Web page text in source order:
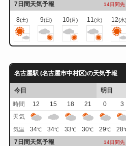
7日間天気予報 14日間先
8(土) 9(日) 10(月) 11(火) 12(水)
名古屋駅 (名古屋市中村区)の天気予報
今日
明日
時間
12 15 18 21 0 3
天気
気温 34℃ 34℃ 33℃ 30℃ 29℃ 28
7日間天気予報 14日間